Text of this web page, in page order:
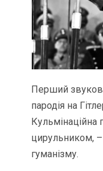
Перший
пародія на
цирульником, –
гуманізму.